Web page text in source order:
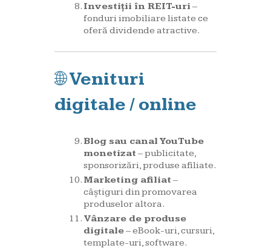
Investiții în REIT-uri –
fonduri imobiliare listate ce
oferă dividende atractive.
🌐Venituri
digitale / online
Blog sau canal YouTube
monetizat – publicitate,
sponsorizări, produse afiliate.
Marketing afiliat –
câștiguri din promovarea
produselor altora.
Vânzare de produse
digitale– eBook-uri, cursuri,
template-uri, software.